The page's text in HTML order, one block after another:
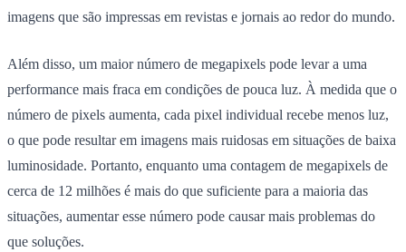
imagens que são impressas em revistas e jornais ao redor do mundo.
Além disso, um maior número de megapixels pode levar a uma
performance mais fraca em condições de pouca luz. À medida que o
número de pixels aumenta, cada pixel individual recebe menos luz,
o que pode resultar em imagens mais ruidosas em situações de baixa
luminosidade. Portanto, enquanto uma contagem de megapixels de
cerca de 12 milhões é mais do que suficiente para a maioria das
situações, aumentar esse número pode causar mais problemas do
que soluções.